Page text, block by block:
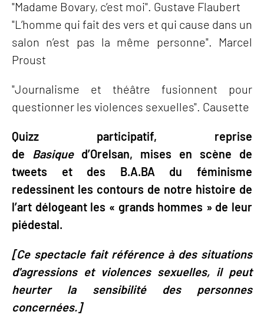
"Madame Bovary, c’est moi". Gustave Flaubert
"L’homme qui fait des vers et qui cause dans un
salon n’est pas la même personne". Marcel
Proust
"Journalisme et théâtre fusionnent pour
questionner les violences sexuelles". Causette
Quizz participatif, reprise
de Basiqued’Orelsan, mises en scène de
tweets et des B.A.BA du féminisme
redessinent les contours de notre histoire de
l’art délogeant les « grands hommes » de leur
piédestal.
[Ce spectacle fait référence à des situations
d'agressions et violences sexuelles, il peut
heurter la sensibilité des personnes
concernées.]